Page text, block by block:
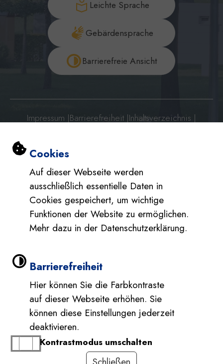
Einstellungen zu Cookies und
Cookies
Auf dieser Webseite werden
ausschließlich essentielle Daten in
Cookies gespeichert, um wichtige
Funktionen der Website zu ermöglichen.
Mehr dazu in der Datenschutzerklärung.
Barrierefreiheit
Hier können Sie die Farbkontraste
auf dieser Webseite erhöhen. Sie
können diese Einstellungen jederzeit
deaktivieren.
Kontrastmodus umschalten
Leichte Sprache
Gebärdensprache
Barrierefreie Ansicht
Impressum |Barrierefreiheit |Inhaltsverzeichnis |